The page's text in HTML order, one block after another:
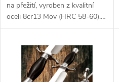
na přežití, vyroben z kvalitní
oceli 8cr13 Mov (HRC 58-60).
Součástí balení je též pouzdro,
multifunkční nůž a prak.